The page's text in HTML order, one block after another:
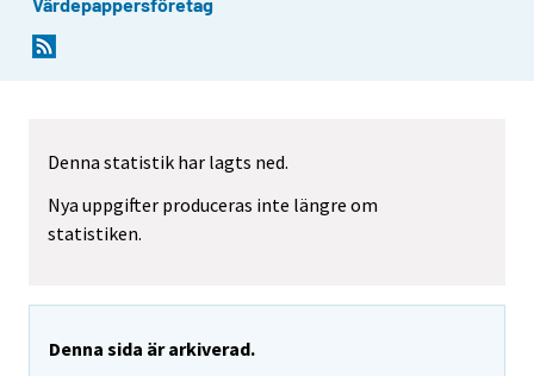
Denna statistik har lagts ned.
Nya uppgifter produceras inte längre om
statistiken.
Denna sida är arkiverad.